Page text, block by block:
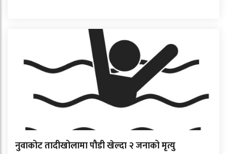
नुवाकोट तादीखोलामा पौडी खेल्दा २ जनाको मृत्यु